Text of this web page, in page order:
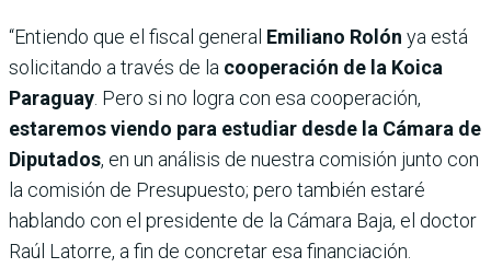
“Entiendo que el fiscal general Emiliano Rolón ya está
solicitando a través de la cooperación de la Koica
Paraguay. Pero si no logra con esa cooperación,
estaremos viendo para estudiar desde la Cámara de
Diputados, en un análisis de nuestra comisión junto con
la comisión de Presupuesto; pero también estaré
hablando con el presidente de la Cámara Baja, el doctor
Raúl Latorre, a fin de concretar esa financiación.